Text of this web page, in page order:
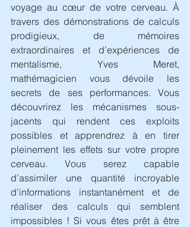
voyage au cœur de votre cerveau. À
travers des démonstrations de calculs
prodigieux, de mémoires
extraordinaires et d’expériences de
mentalisme, Yves Meret,
mathémagicien vous dévoile les
secrets de ses performances. Vous
découvrirez les mécanismes sous-
jacents qui rendent ces exploits
possibles et apprendrez à en tirer
pleinement les effets sur votre propre
cerveau. Vous serez capable
d’assimiler une quantité incroyable
d’informations instantanément et de
réaliser des calculs qui semblent
impossibles ! Si vous êtes prêt à être